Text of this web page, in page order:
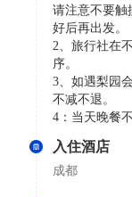
请注意不要触
好后再出发。
2、旅行社在
序。
3、如遇梨园
不减不退。
4：当天晚餐
入住酒店
成都